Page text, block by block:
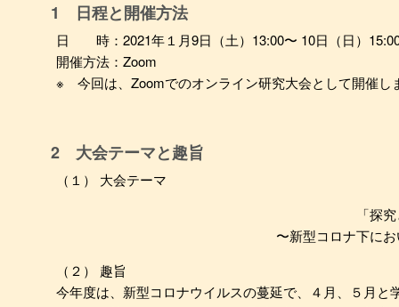
1 日程と開催方法
日 時：2021年１月9日（土）13:00〜 10日（日）
開催方法：Zoom
※ 今回は、Zoomでのオンライン研究大会として開催し
2 大会テーマと趣旨
（１） 大会テーマ
「探
〜新型コロナ下に
（２） 趣旨
今年度は、新型コロナウイルスの蔓延で、４月、５月